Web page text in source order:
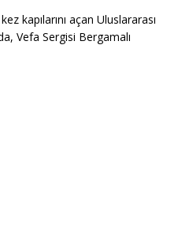
kapılarını açan Uluslararası
Vefa Sergisi Bergamalı